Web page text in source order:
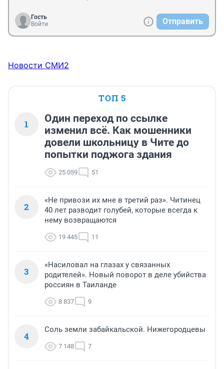
Гость
Войти
Отправить
Новости СМИ2
ТОП 5
1
Один переход по ссылке
изменил всё. Как мошенники
довели школьницу в Чите до
попытки поджога здания
25 059 51
2
«Не привози их мне в третий раз». Читинец
40 лет разводит голубей, которые всегда к
нему возвращаются
19 445 11
3
«Насиловал на глазах у связанных
родителей». Новый поворот в деле убийства
россиян в Таиланде
8 837 9
4
Соль земли забайкальской. Нижегородцевы
7 148 7